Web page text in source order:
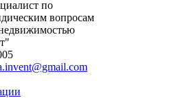
по
вопросам